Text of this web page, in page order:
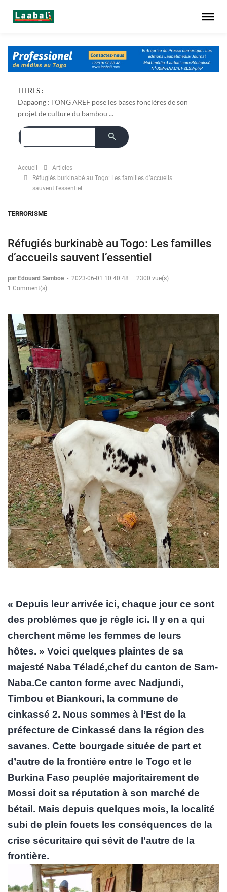
TITRES :
Dapaong : l'ONG AREF pose les bases foncières de son
projet de culture du bambou ...
Accueil
Articles
Réfugiés burkinabè au Togo: Les familles d’accueils
sauvent l’essentiel
TERRORISME
Réfugiés burkinabè au Togo: Les familles
d’accueils sauvent l’essentiel
par Edouard Samboe - 2023-06-01 10:40:48
2300 vue(s)
1 Comment(s)
« Depuis leur arrivée ici, chaque jour ce sont
des problèmes que je règle ici. Il y en a qui
cherchent même les femmes de leurs
hôtes. » Voici quelques plaintes de sa
majesté Naba Téladé,chef du canton de Sam-
Naba.Ce canton forme avec Nadjundi,
Timbou et Biankouri, la commune de
cinkassé 2. Nous sommes à l’Est de la
préfecture de Cinkassé dans la région des
savanes. Cette bourgade située de part et
d’autre de la frontière entre le Togo et le
Burkina Faso peuplée majoritairement de
Mossi doit sa réputation à son marché de
bétail. Mais depuis quelques mois, la localité
subi de plein fouets les conséquences de la
crise sécuritaire qui sévit de l’autre de la
frontière.